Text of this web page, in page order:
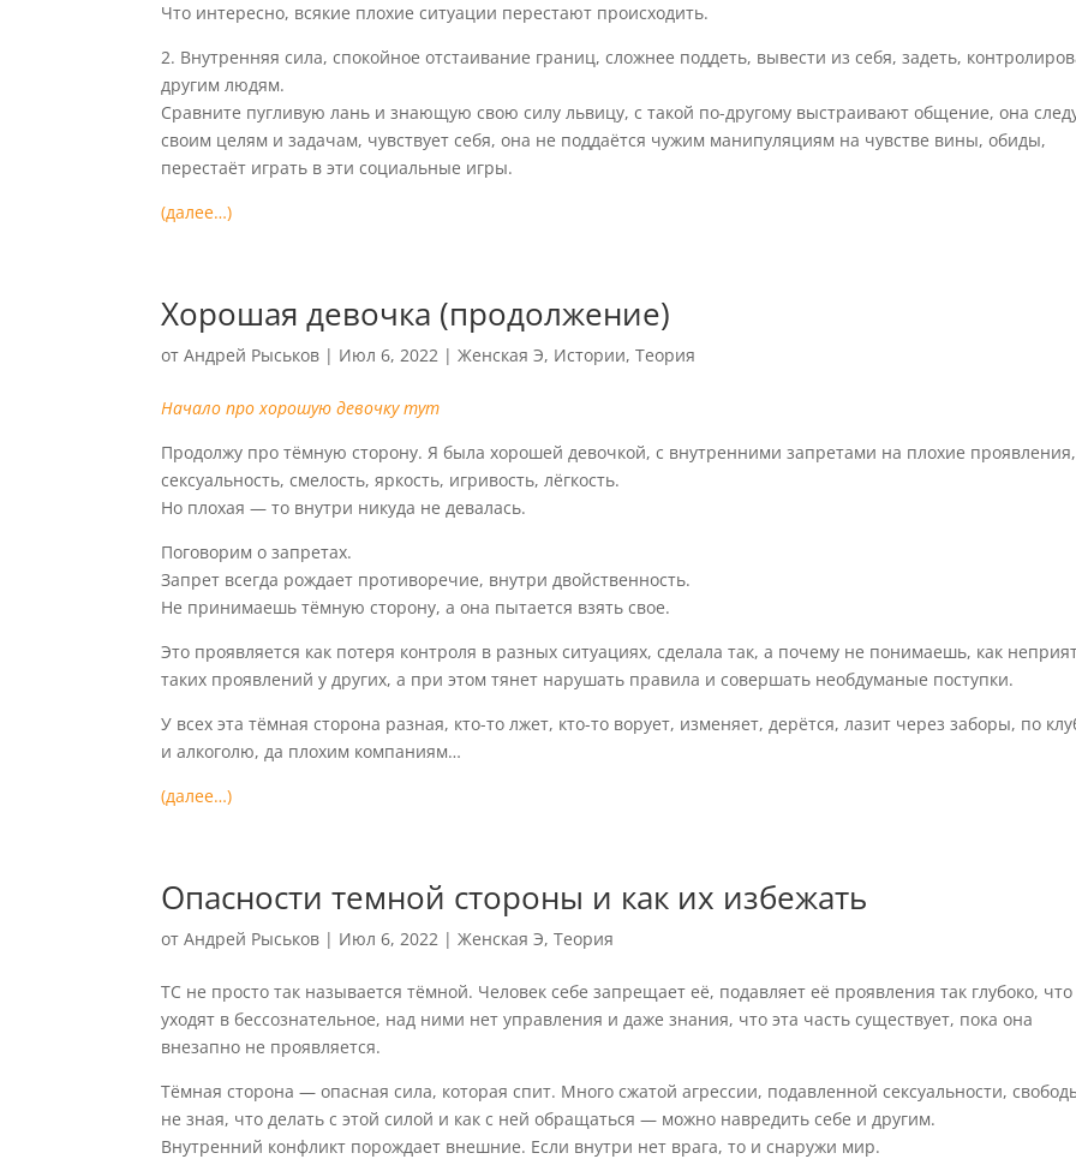
Что интересно, всякие плохие ситуации перестают происходить.
2. Внутренняя сила, спокойное отстаивание границ, сложнее поддеть, вывести из себя, задеть,
другим людям.
Сравните пугливую лань и знающую свою силу львицу, с такой по-другому выстраивают общение, она
своим целям и задачам, чувствует себя, она не поддаётся чужим манипуляциям на чувстве вины, обиды,
перестаёт играть в эти социальные игры.
(далее…)
Хорошая девочка (продолжение)
отАндрей Рыськов | Июл 6, 2022 |Женская Э, Истории,Теория
Начало про хорошую девочку тут
Продолжу про тёмную сторону. Я была хорошей девочкой, с внутренними запретами на плохие
сексуальность, смелость, яркость, игривость, лёгкость.
Но плохая — то внутри никуда не девалась.
Поговорим о запретах.
Запрет всегда рождает противоречие, внутри двойственность.
Не принимаешь тёмную сторону, а она пытается взять свое.
Это проявляется как потеря контроля в разных ситуациях, сделала так, а почему не понимаешь, как
таких проявлений у других, а при этом тянет нарушать правила и совершать необдуманые поступки.
У всех эта тёмная сторона разная, кто-то лжет, кто-то ворует, изменяет, дерётся, лазит через заборы, по
и алкоголю, да плохим компаниям…
(далее…)
Опасности темной стороны и как их избежать
отАндрей Рыськов | Июл 6, 2022 |Женская Э,Теория
ТС не просто так называется тёмной. Человек себе запрещает её, подавляет её проявления так глубоко,
уходят в бессознательное, над ними нет управления и даже знания, что эта часть существует, пока она
внезапно не проявляется.
Тёмная сторона — опасная сила, которая спит. Много сжатой агрессии, подавленной сексуальности,
не зная, что делать с этой силой и как с ней обращаться — можно навредить себе и другим.
Внутренний конфликт порождает внешние. Если внутри нет врага, то и снаружи мир.